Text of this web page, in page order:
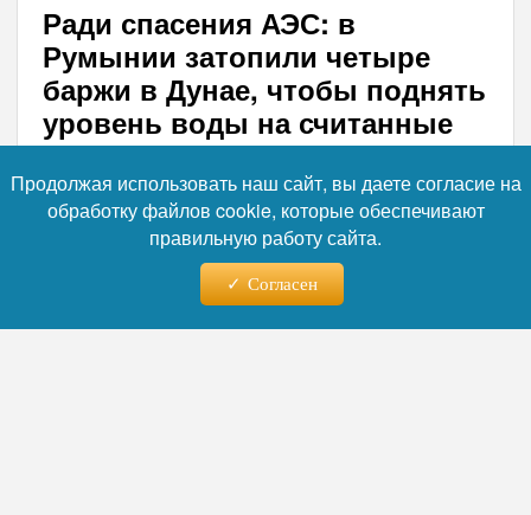
Ради спасения АЭС: в
Румынии затопили четыре
баржи в Дунае, чтобы поднять
уровень воды на считанные
сантиметры
В Румынии завершилась операция по
затоплению четырех барж в дунайском
рукаве Бала. Мера направлена на
увеличение потока воды, поступающей на
Продолжая использовать наш сайт, вы даете согласие на
обработку файлов cookie, которые обеспечивают
правильную работу сайта.
Согласен